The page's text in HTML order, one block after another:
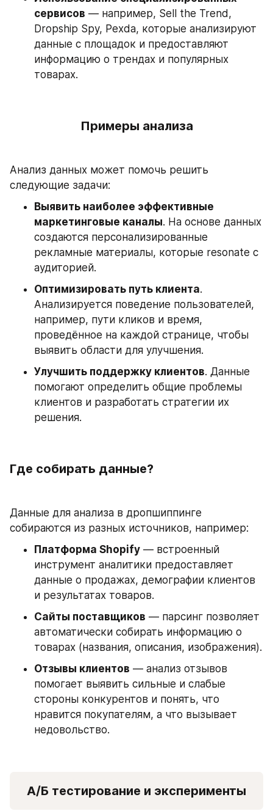
сервисов — например, Sell the Trend,
Dropship Spy, Pexda, которые анализируют
данные с площадок и предоставляют
информацию о трендах и популярных
товарах.
Примеры анализа
Анализ данных может помочь решить
следующие задачи:
Выявить наиболее эффективные
маркетинговые каналы. На основе данных
создаются персонализированные
рекламные материалы, которые resonate с
аудиторией.
Оптимизировать путь клиента.
Анализируется поведение пользователей,
например, пути кликов и время,
проведённое на каждой странице, чтобы
выявить области для улучшения.
Улучшить поддержку клиентов. Данные
помогают определить общие проблемы
клиентов и разработать стратегии их
решения.
Где собирать данные?
Данные для анализа в дропшиппинге
собираются из разных источников, например:
Платформа Shopify — встроенный
инструмент аналитики предоставляет
данные о продажах, демографии клиентов
и результатах товаров.
Сайты поставщиков — парсинг позволяет
автоматически собирать информацию о
Отзывы клиентов — анализ отзывов
помогает выявить сильные и слабые
стороны конкурентов и понять, что
нравится покупателям, а что вызывает
недовольство.
А/Б тестирование и эксперименты